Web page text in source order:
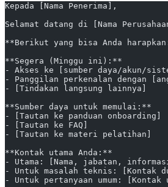
Kepada [Nama Penerima],
Selamat datang di [Nama
**Berikut yang bisa Anda
**Segera (Minggu ini):**
- Akses ke [sumber daya/akun/
- Panggilan perkenalan dengan
- [Tindakan langsung lainnya]
**Sumber daya untuk memulai:**
- [Tautan ke panduan onboarding]
- [Tautan ke FAQ]
- [Tautan ke materi pelatihan]
**Kontak utama Anda:**
- Utama: [Nama, jabatan,
- Untuk masalah teknis: [Kontak
- Untuk pertanyaan umum: [Kontak